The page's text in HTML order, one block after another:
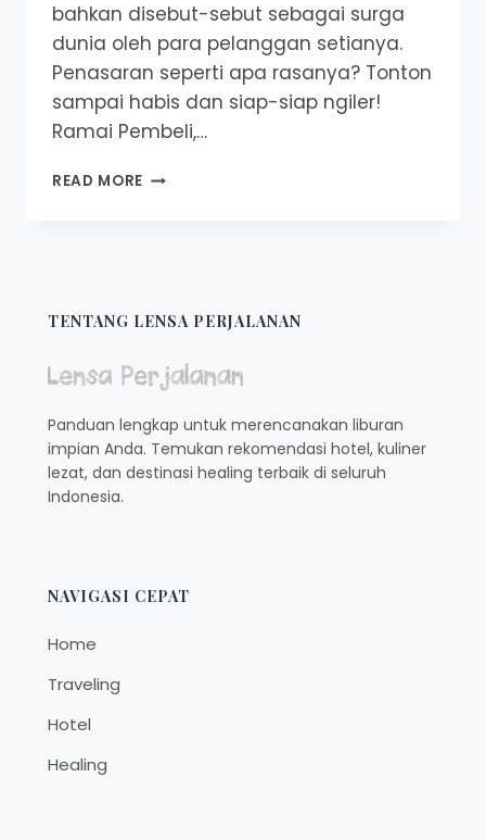
bahkan disebut-sebut sebagai surga
dunia oleh para pelanggan setianya.
Penasaran seperti apa rasanya? Tonton
sampai habis dan siap-siap ngiler!
Ramai Pembeli,…
READ MORE BAKSO
JALAN
TUBUN
TENTANG LENSA PERJALANAN
Panduan lengkap untuk merencanakan liburan
impian Anda. Temukan rekomendasi hotel, kuliner
lezat, dan destinasi healing terbaik di seluruh
Indonesia.
NAVIGASI CEPAT
Home
Traveling
Hotel
Healing